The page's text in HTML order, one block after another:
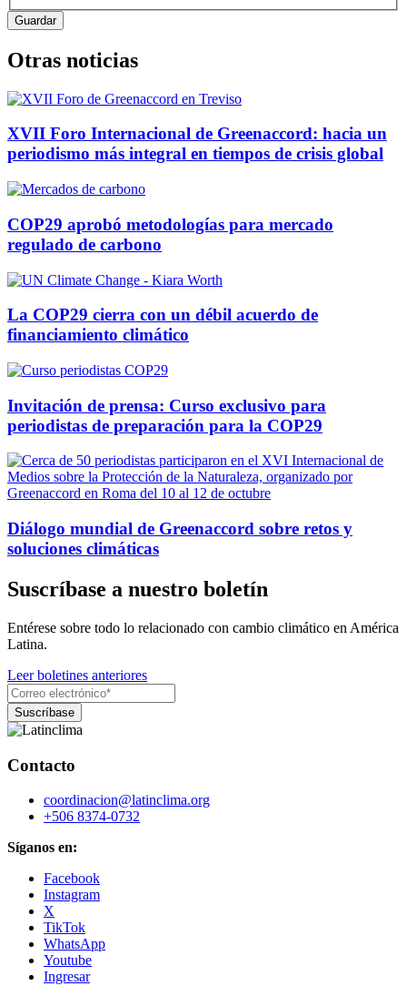
Otras noticias
XVII Foro Internacional de Greenaccord: hacia un
periodismo más integral en tiempos de crisis global
COP29 aprobó metodologías para mercado
regulado de carbono
La COP29 cierra con un débil acuerdo de
financiamiento climático
Invitación de prensa: Curso exclusivo para
periodistas de preparación para la COP29
Diálogo mundial de Greenaccord sobre retos y
soluciones climáticas
Suscríbase a nuestro boletín
Entérese sobre todo lo relacionado con cambio climático en América
Latina.
Leer boletines anteriores
Contacto
coordinacion@latinclima.org
+506 8374-0732
Síganos en:
Facebook
Instagram
X
TikTok
WhatsApp
Youtube
Ingresar